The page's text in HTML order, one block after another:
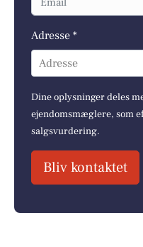
Adresse *
Adresse
Dine oplysninger deles
ejendomsmæglere, som
salgsvurdering.
Bliv kontaktet